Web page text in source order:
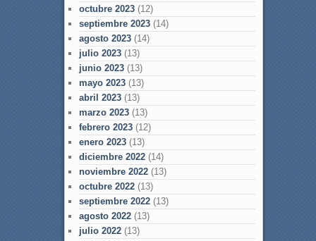
octubre 2023(12)
septiembre 2023(14)
agosto 2023(14)
julio 2023(13)
junio 2023(13)
mayo 2023(13)
abril 2023(13)
marzo 2023(13)
febrero 2023(12)
enero 2023(13)
diciembre 2022(14)
noviembre 2022(13)
octubre 2022(13)
septiembre 2022(13)
agosto 2022(13)
julio 2022(13)